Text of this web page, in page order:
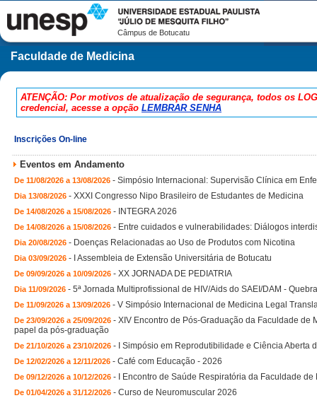
Câmpus de Botucatu
Faculdade de Medicina
ATENÇÃO: Por motivos de atualização de segurança, todos os
credencial, acesse a opção LEMBRAR SENHA
Inscrições On-line
Eventos em Andamento
De 11/08/2026 a 13/08/2026 - Simpósio Internacional: Supervisão Clínica em
Dia 13/08/2026 - XXXI Congresso Nipo Brasileiro de Estudantes de Medicina
De 14/08/2026 a 15/08/2026 - INTEGRA 2026
De 14/08/2026 a 15/08/2026 - Entre cuidados e vulnerabilidades: Diálogos
Dia 20/08/2026 - Doenças Relacionadas ao Uso de Produtos com Nicotina
Dia 03/09/2026 - I Assembleia de Extensão Universitária de Botucatu
De 09/09/2026 a 10/09/2026 - XX JORNADA DE PEDIATRIA
Dia 11/09/2026 - 5ª Jornada Multiprofissional de HIV/Aids do SAEI/DAM -
De 11/09/2026 a 13/09/2026 - V Simpósio Internacional de Medicina Legal
De 23/09/2026 a 25/09/2026 - XIV Encontro de Pós-Graduação da Faculdade de
papel da pós-graduação
De 21/10/2026 a 23/10/2026 - I Simpósio em Reprodutibilidade e Ciência Aberta
De 12/02/2026 a 12/11/2026 - Café com Educação - 2026
De 09/12/2026 a 10/12/2026 - I Encontro de Saúde Respiratória da Faculdade
De 01/04/2026 a 31/12/2026 - Curso de Neuromuscular 2026